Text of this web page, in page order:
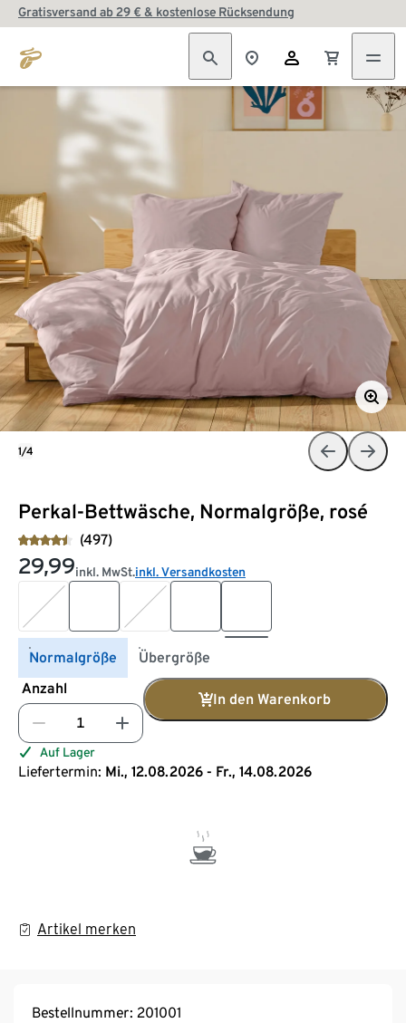
Gratisversand ab 29 € & kostenlose Rücksendung
Perkal-Bettwäsche, Normalgröße, rosé
(497)
29,99inkl. MwSt.inkl. Versandkosten
Normalgröße
Übergröße
Anzahl
In den Warenkorb
Auf Lager
Liefertermin: Mi., 12.08.2026 - Fr., 14.08.2026
Artikel merken
1/4
Bestellnummer: 201001